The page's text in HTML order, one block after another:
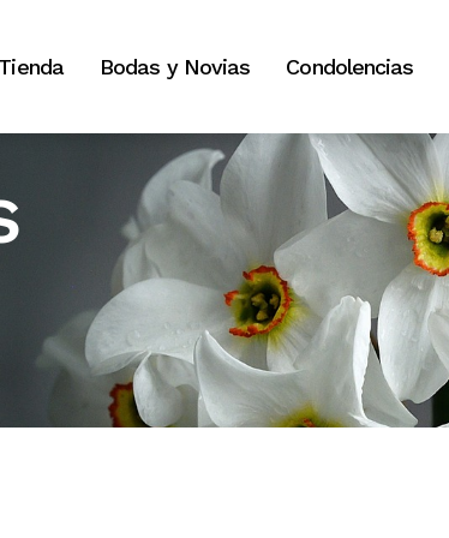
Tienda Bodas y Novias Condolencias